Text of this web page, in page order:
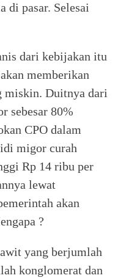
di pasar. Selesai
dari kebijakan itu
memberikan
miskin. Duitnya dari
sebesar 80%
CPO dalam
migor curah
Rp 14 ribu per
lewat
akan
?
yang berjumlah
konglomerat dan